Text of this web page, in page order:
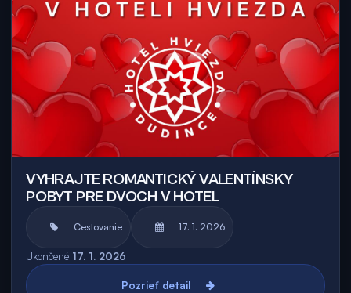
VYHRAJTE ROMANTICKÝ VALENTÍNSKY
POBYT PRE DVOCH V HOTEL
Cestovanie 17. 1. 2026
Ukončené 17. 1. 2026
Pozrieť detail